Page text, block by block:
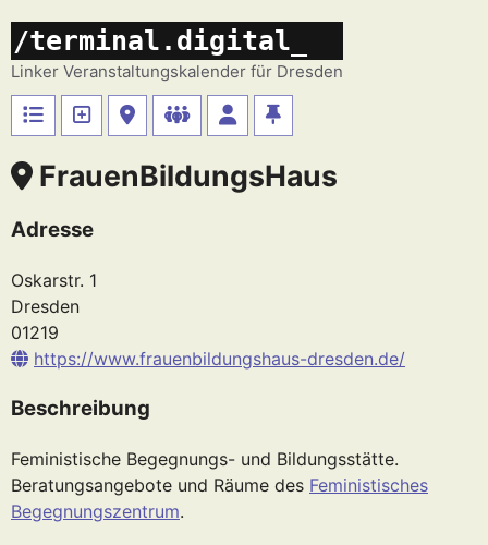
Inhalt
springen
/terminal.digital_
Linker Veranstaltungskalender für Dresden
FrauenBildungsHaus
Adresse
Oskarstr. 1
Dresden
01219
https://www.frauenbildungshaus-dresden.de/
Beschreibung
Feministische Begegnungs- und Bildungsstätte.
Beratungsangebote und Räume des Feministisches
Begegnungszentrum.